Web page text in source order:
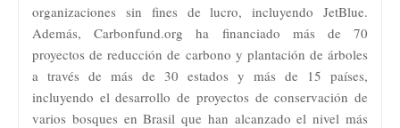
organizaciones sin fines de lucro, incluyendo JetBlue.
Además, Carbonfund.org ha financiado más de 70
proyectos de reducción de carbono y plantación de árboles
a través de más de 30 estados y más de 15 países,
incluyendo el desarrollo de proyectos de conservación de
varios bosques en Brasil que han alcanzado el nivel más